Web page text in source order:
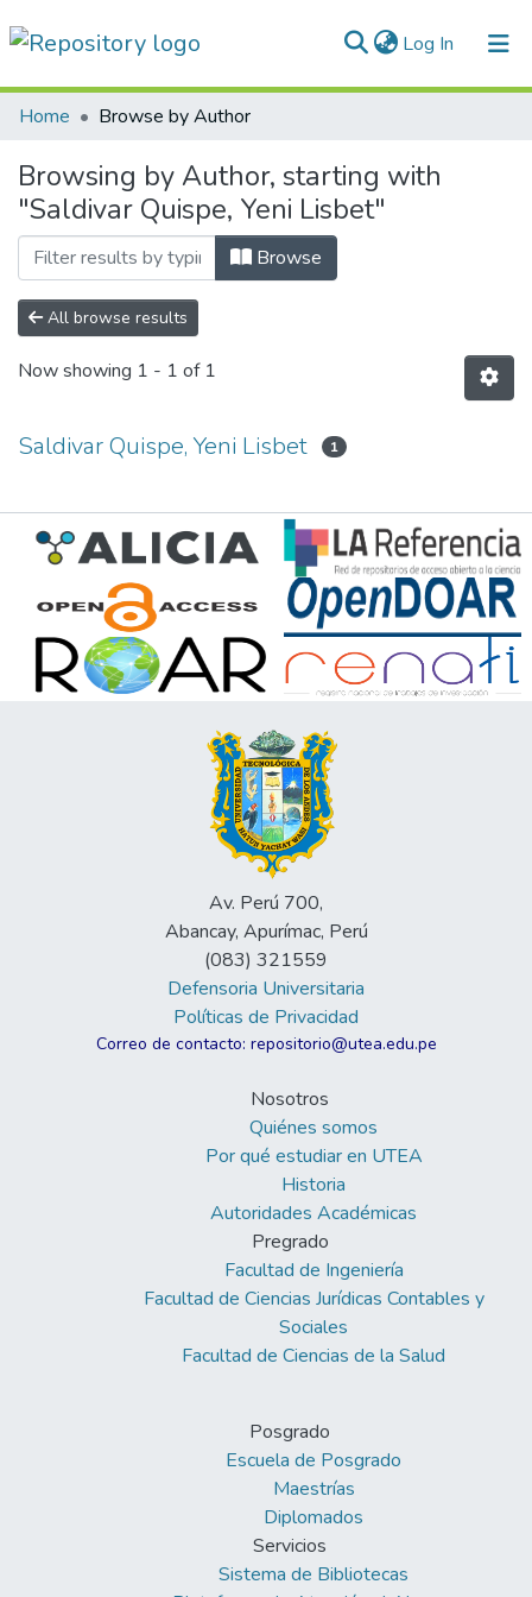
Log In (current)
Communities & Collections
All of DSpace
Normativas
Home Browse by Author
Browsing by Author, starting with
"Saldivar Quispe, Yeni Lisbet"
Browse
All browse results
Now showing 1 - 1 of 1
Saldivar Quispe, Yeni Lisbet 1
Av. Perú 700,
Abancay, Apurímac, Perú
(083) 321559
Defensoria Universitaria
Políticas de Privacidad
Correo de contacto: repositorio@utea.edu.pe
Nosotros
Quiénes somos
Por qué estudiar en UTEA
Historia
Autoridades Académicas
Pregrado
Facultad de Ingeniería
Facultad de Ciencias Jurídicas Contables y
Sociales
Facultad de Ciencias de la Salud
Posgrado
Escuela de Posgrado
Maestrías
Diplomados
Servicios
Sistema de Bibliotecas